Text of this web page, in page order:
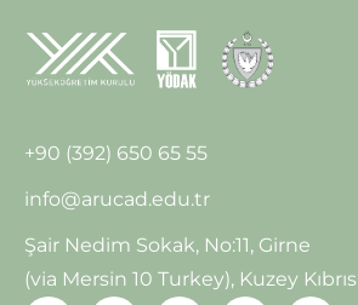
+90 (392) 650 65 55
info@arucad.edu.tr
Şair Nedim Sokak, No:11, Girne
(via Mersin 10 Turkey), Kuzey Kıbrıs